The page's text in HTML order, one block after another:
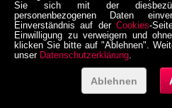
inkl. MwSt. zzgl. Versand
Netto 1,546218 €
Sie sich mit der
personenbezogenen Daten
Einverständnis auf der Cookies-
Einwilligung zu verweigern und
klicken Sie bitte auf "Ablehnen".
unser Datenschutzerklärung.
Ablehnen